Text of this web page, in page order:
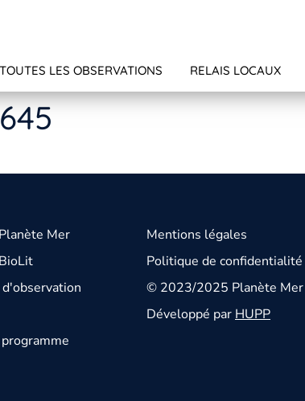
TOUTES LES OBSERVATIONS RELAIS LOCAUX
Mer
Mentions légales
Politique de confidentialité
© 2023/2025 Planète Mer
Développé parHUPP